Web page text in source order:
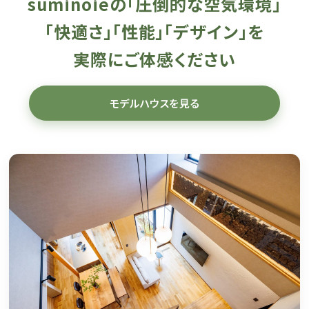
「快適さ」「性能」「デザイン」を
実際にご体感ください
モデルハウスを見る